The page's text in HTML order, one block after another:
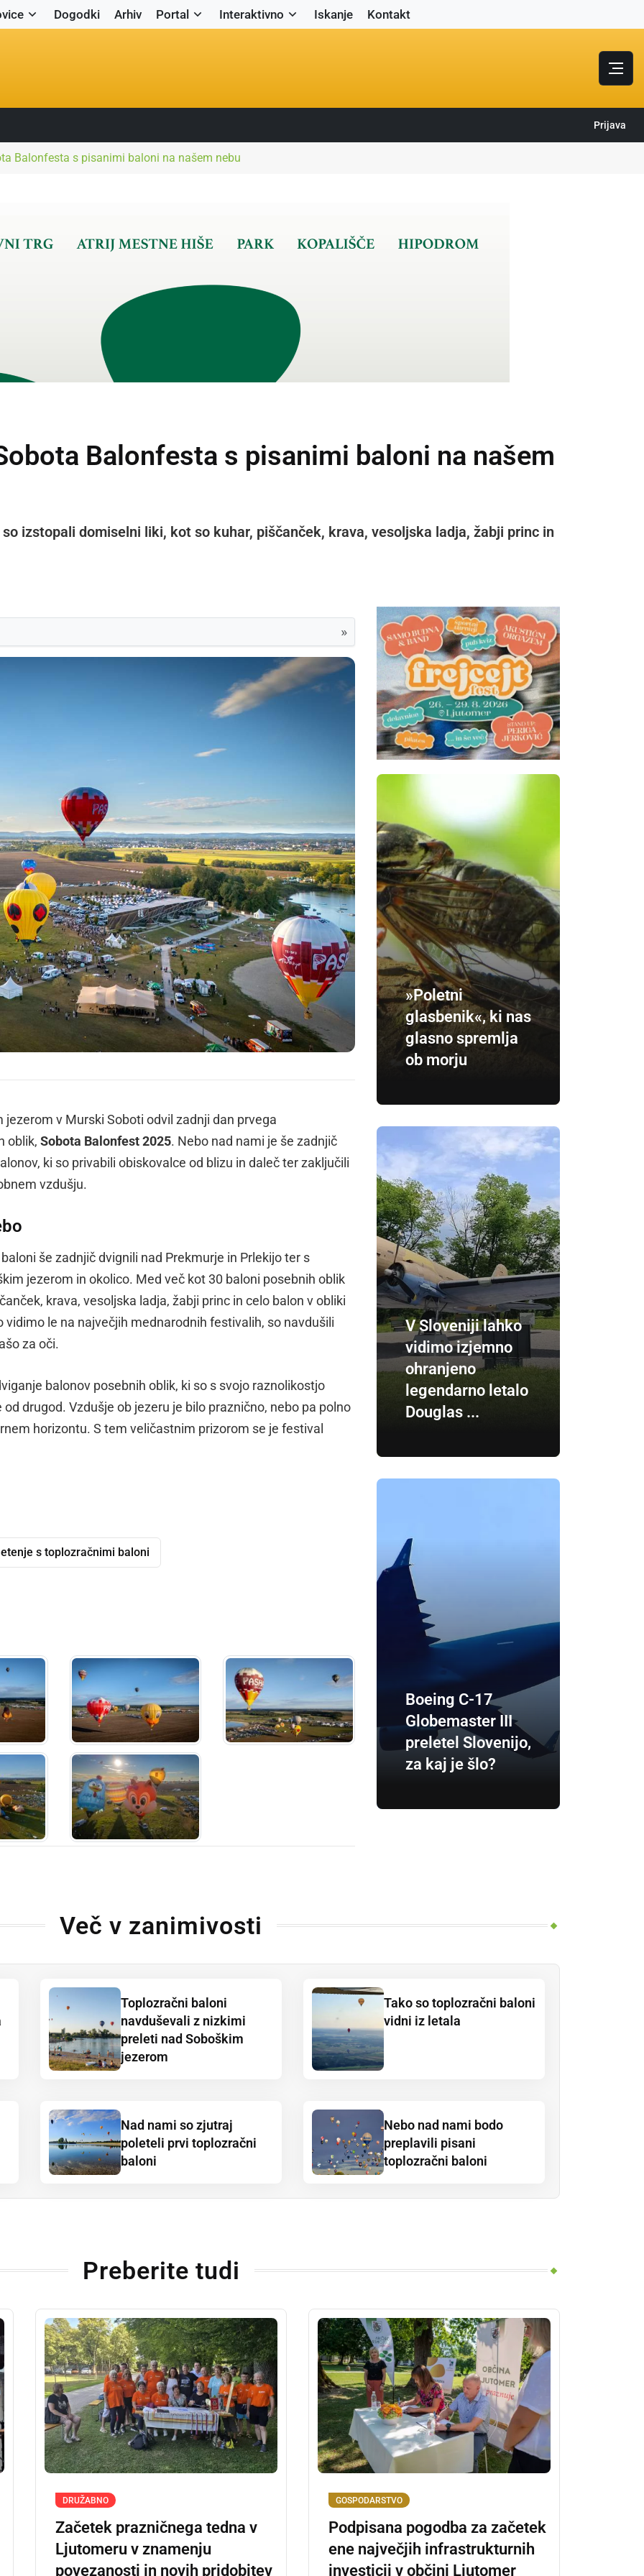
Dogodki Arhiv Portal Interaktivno Iskanje Kontakt
Prijava
Balonfesta s pisanimi baloni na našem nebu
Balonfesta s pisanimi baloni na našem
izstopali domiselni liki, kot so kuhar, piščanček, krava, vesoljska ladja, žabji princ in
»
v Murski Soboti odvil zadnji dan prvega
oblik, Sobota Balonfest 2025. Nebo nad nami je še zadnjič
ki so privabili obiskovalce od blizu in daleč ter zaključili
vzdušju.
še zadnjič dvignili nad Prekmurje in Prlekijo ter s
jezerom in okolico. Med več kot 30 baloni posebnih oblik
krava, vesoljska ladja, žabji princ in celo balon v obliki
le na največjih mednarodnih festivalih, so navdušili
za oči.
balonov posebnih oblik, ki so s svojo raznolikostjo
drugod. Vzdušje ob jezeru je bilo praznično, nebo pa polno
horizontu. S tem veličastnim prizorom se je festival
s toplozračnimi baloni
»Poletni
glasbenik«, ki nas
glasno spremlja
ob morju
V Sloveniji lahko
vidimo izjemno
ohranjeno
legendarno letalo
Douglas ...
Boeing C-17
Globemaster III
preletel Slovenijo,
za kaj je šlo?
Več v zanimivosti
Toplozračni baloni
navduševali z nizkimi
preleti nad Soboškim
jezerom
Tako so toplozračni baloni
vidni iz letala
Nad nami so zjutraj
poleteli prvi toplozračni
baloni
Nebo nad nami bodo
preplavili pisani
toplozračni baloni
Preberite tudi
DRUŽABNO
Začetek prazničnega tedna v
Ljutomeru v znamenju
povezanosti in novih pridobitev
GOSPODARSTVO
Podpisana pogodba za začetek
ene največjih infrastrukturnih
investicij v občini Ljutomer